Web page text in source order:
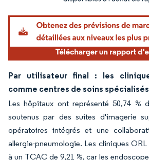
Par utilisateur final : les
comme centres de soins spécialisés
Les hôpitaux ont représenté 50,74 %
soutenus par des suites d'imagerie
opératoires intégrés et une
allergie-pneumologie. Les cliniques
à un TCAC de 9,21 %, car les